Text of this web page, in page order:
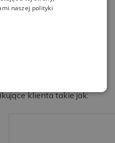
klienta takie jak:
naszej polityki